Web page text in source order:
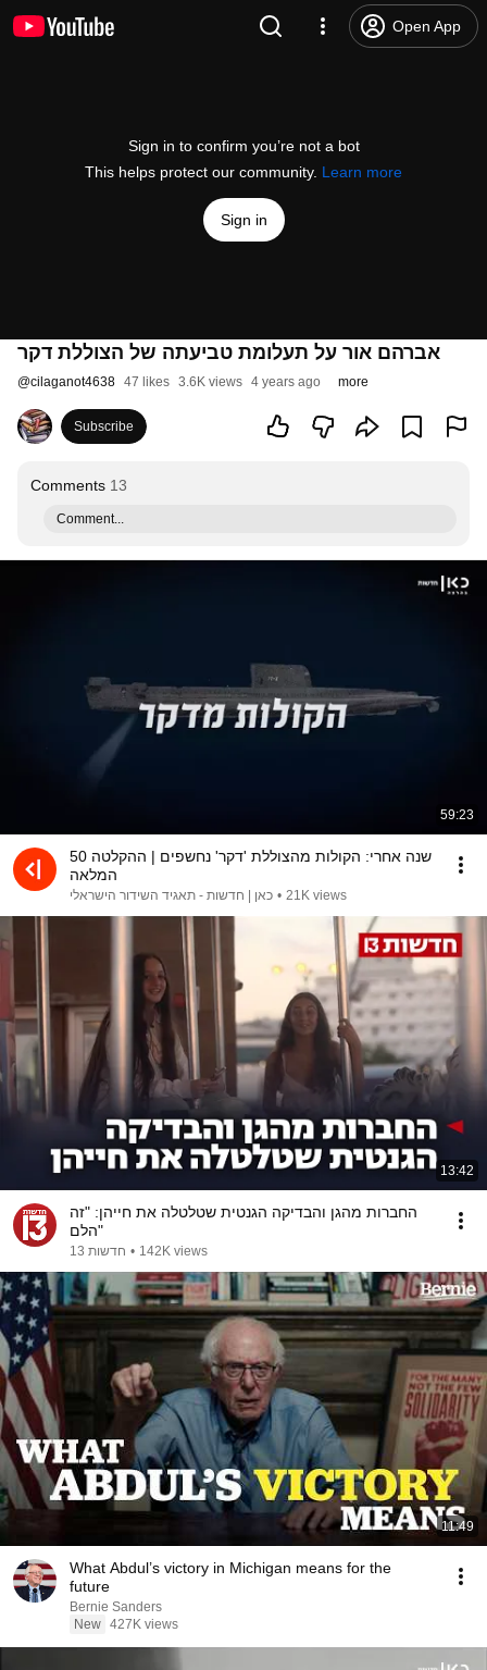
Open App
Sign in to confirm you’re not a bot
This helps protect our community. Learn more
Sign in
אברהם אור על תעלומת טביעתה של הצוללת דקר
@cilaganot4638 47 likes 3.6K views 4 years ago more
Subscribe
Comments 13
Comment...
59:23
50 שנה אחרי: הקולות מהצוללת 'דקר' נחשפים | ההקלטה
המלאה
כאן | חדשות - תאגיד השידור הישראלי • 21K views
13:42
החברות מהגן והבדיקה הגנטית שטלטלה את חייהן: "זה
הלם"
חדשות 13 • 142K views
11:49
What Abdul’s victory in Michigan means for the
future
Bernie Sanders
New 427K views